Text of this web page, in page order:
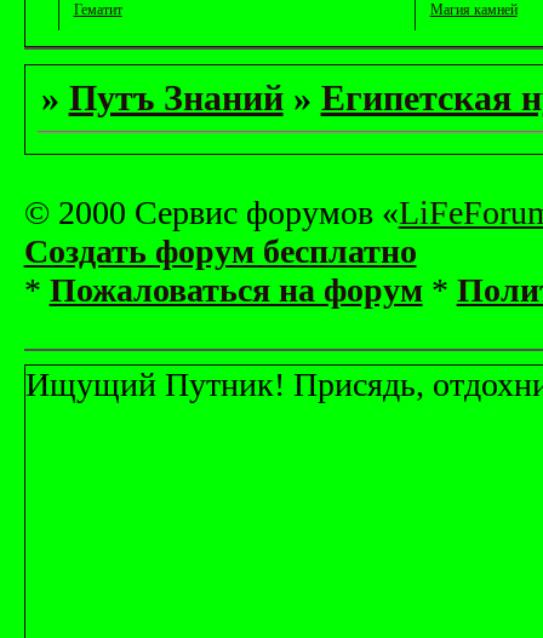
Гематит Магия камней
» Путъ Знаний » Египетская
© 2000 Сервис форумов «
Создать форум бесплатно
* Пожаловаться на форум*
Ищущий Путник! Присядь,